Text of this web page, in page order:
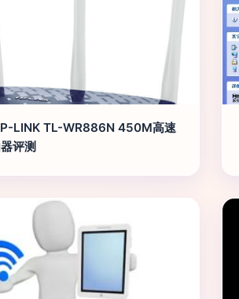
LINK TL-WR886N 450M高速
评测